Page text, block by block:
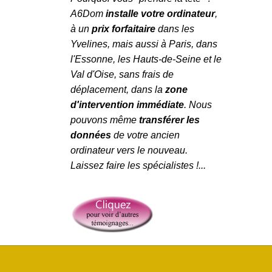
A6Dom installe votre ordinateur,
à un prix forfaitaire dans les
Yvelines, mais aussi à Paris, dans
l'Essonne, les Hauts-de-Seine et le
Val d'Oise, sans frais de
déplacement, dans la zone
d'intervention immédiate. Nous
pouvons même transférer les
données de votre ancien
ordinateur vers le nouveau.
Laissez faire les spécialistes !...